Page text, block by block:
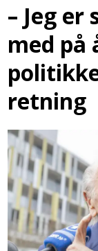
– Jeg
med på
retning